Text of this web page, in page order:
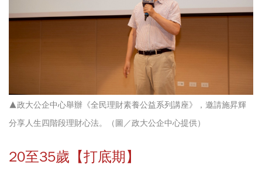
▲政大公企中心舉辦《全民理財素養公益系列講座》，邀請施昇輝
分享人生四階段理財心法。（圖／政大公企中心提供）
20至35歲【打底期】